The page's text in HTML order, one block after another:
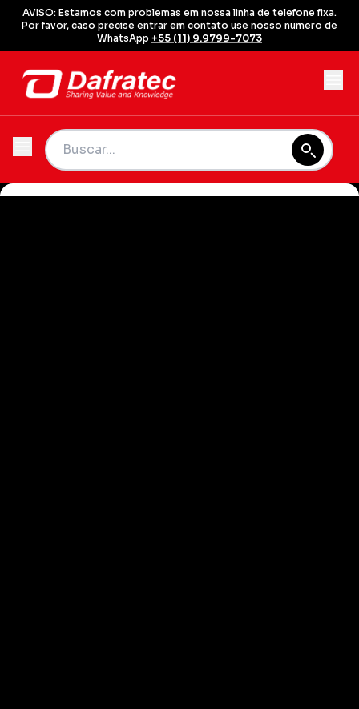
AVISO: Estamos com problemas em nossa linha de telefone fixa.
Por favor, caso precise entrar em contato use nosso numero de
WhatsApp +55 (11) 9.9799-7073